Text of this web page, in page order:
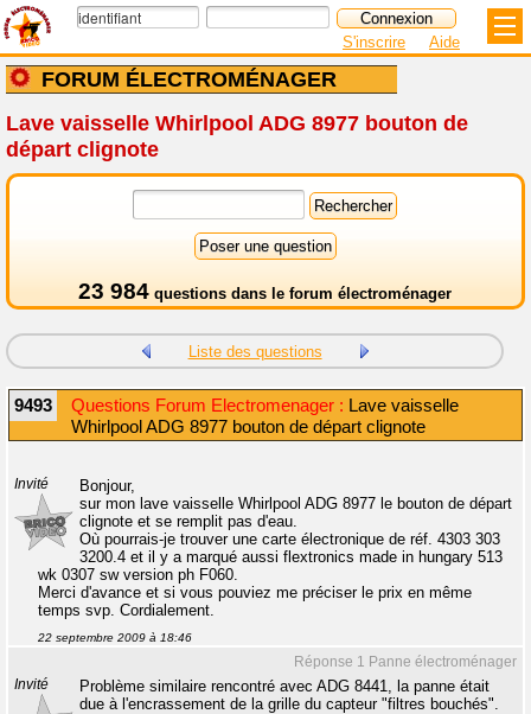
FORUM ÉLECTROMÉNAGER
S'inscrire Aide
Lave vaisselle Whirlpool ADG 8977 bouton de
départ clignote
23 984 questions dans le forum électroménager
Liste des questions
9493 Questions Forum Electromenager : Lave vaisselle
Whirlpool ADG 8977 bouton de départ clignote
Invité
Bonjour,
sur mon lave vaisselle Whirlpool ADG 8977 le bouton de départ
clignote et se remplit pas d'eau.
Où pourrais-je trouver une carte électronique de réf. 4303 303
3200.4 et il y a marqué aussi flextronics made in hungary 513
wk 0307 sw version ph F060.
Merci d'avance et si vous pouviez me préciser le prix en même
temps svp. Cordialement.
22 septembre 2009 à 18:46
Réponse 1 Panne électroménager
Invité
Problème similaire rencontré avec ADG 8441, la panne était
due à l'encrassement de la grille du capteur "filtres bouchés".